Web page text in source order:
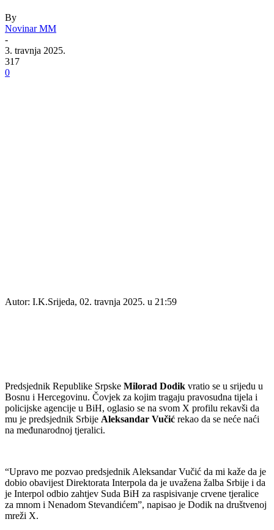
By
Novinar MM
-
3. travnja 2025.
317
0
Autor: I.K.Srijeda, 02. travnja 2025. u 21:59
Predsjednik Republike Srpske Milorad Dodik vratio se u srijedu u
Bosnu i Hercegovinu. Čovjek za kojim tragaju pravosudna tijela i
policijske agencije u BiH, oglasio se na svom X profilu rekavši da
mu je predsjednik Srbije Aleksandar Vučić rekao da se neće naći
na međunarodnoj tjeralici.
“Upravo me pozvao predsjednik Aleksandar Vučić da mi kaže da je
dobio obavijest Direktorata Interpola da je uvažena žalba Srbije i da
je Interpol odbio zahtjev Suda BiH za raspisivanje crvene tjeralice
za mnom i Nenadom Stevandićem”, napisao je Dodik na društvenoj
mreži X.